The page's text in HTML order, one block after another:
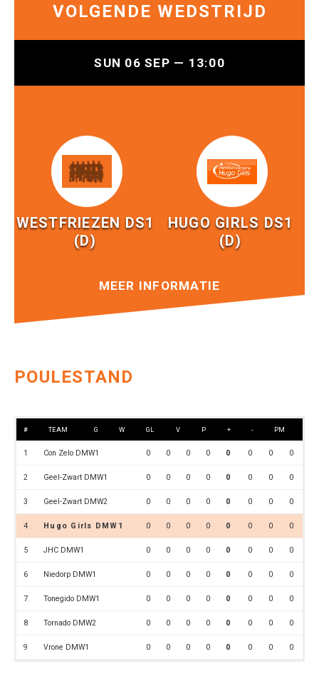
VOLGENDE WEDSTRIJD
SUN 06 SEP — 13:00
WESTFRIEZEN DS1
(D)
HUGO GIRLS DS1
(D)
MEER INFORMATIE
POULESTAND
# TEAM G W GL V P + - PM
1 Con Zelo DMW1 0 0 0 0 0 0 0 0
2 Geel-Zwart DMW1 0 0 0 0 0 0 0 0
3 Geel-Zwart DMW2 0 0 0 0 0 0 0 0
4 Hugo Girls DMW1 0 0 0 0 0 0 0 0
5 JHC DMW1 0 0 0 0 0 0 0 0
6 Niedorp DMW1 0 0 0 0 0 0 0 0
7 Tonegido DMW1 0 0 0 0 0 0 0 0
8 Tornado DMW2 0 0 0 0 0 0 0 0
9 Vrone DMW1 0 0 0 0 0 0 0 0